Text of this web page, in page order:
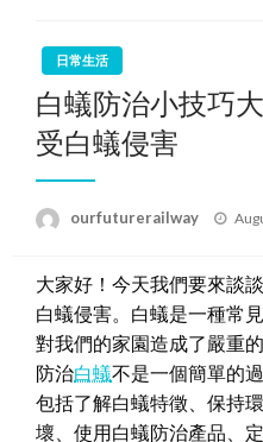
日常生活
白蟻防治小技巧
受白蟻侵害
ourfuturerailway
大家好！今天我們要來談
白蟻侵害。白蟻是一種常
對我們的家園造成了嚴重
防治白蟻不是一個簡單的
包括了解白蟻特徵、保持
壞、使用白蟻防治產品、